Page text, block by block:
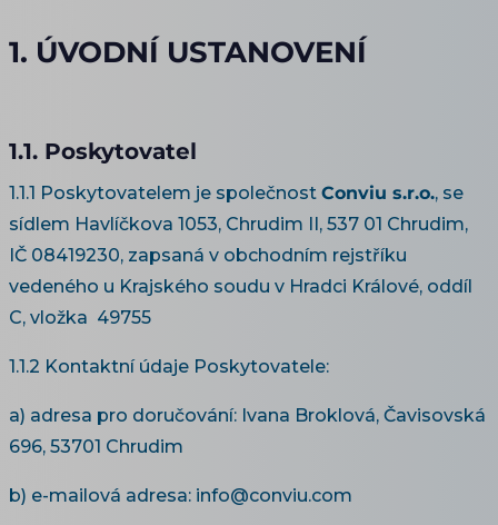
1. ÚVODNÍ USTANOVENÍ
1.1. Poskytovatel
1.1.1 Poskytovatelem je společnost Conviu s.r.o., se
sídlem Havlíčkova 1053, Chrudim II, 537 01 Chrudim,
IČ 08419230, zapsaná v obchodním rejstříku
vedeného u Krajského soudu v Hradci Králové, oddíl
C, vložka 49755
1.1.2 Kontaktní údaje Poskytovatele:
a) adresa pro doručování: Ivana Broklová, Čavisovská
696, 53701 Chrudim
b) e-mailová adresa: info@conviu.com